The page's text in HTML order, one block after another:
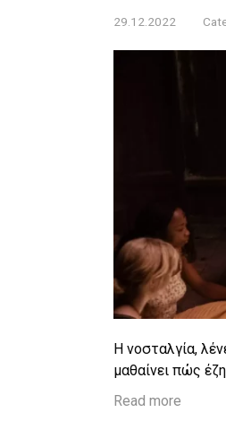
29.12.2022
Η νοσταλγία,
μαθαίνει πώς
Read more